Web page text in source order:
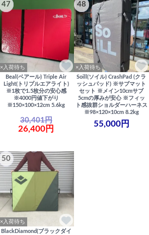
47
×入荷待ち
Beal(ベアール) Triple Air
Light(トリプルエアライト)
※1枚で1.5枚分の安心感
※4000円値下がり
※150×100×12cm 5.6kg
30,401円
26,400円
48
×入荷待ち
Soill(ソイル) CrashPad (クラ
ッシュパッド) ※サブマット
セット ※メイン10cmサブ
5cmの厚みが安心 ※フィッ
ト感抜群ショルダーハーネス
※98×120×10cm 8.2kg
55,000円
50
×入荷待ち
BlackDiamond(ブラックダイ